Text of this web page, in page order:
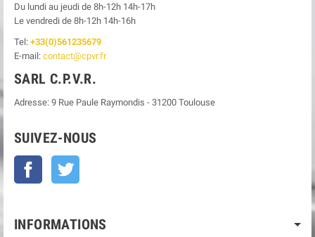
Du lundi au jeudi de 8h-12h 14h-17h
Le vendredi de 8h-12h 14h-16h
Tel: +33(0)561235679
E-mail: contact@cpvr.fr
SARL C.P.V.R.
Adresse: 9 Rue Paule Raymondis - 31200 Toulouse
SUIVEZ-NOUS
Facebook
INFORMATIONS